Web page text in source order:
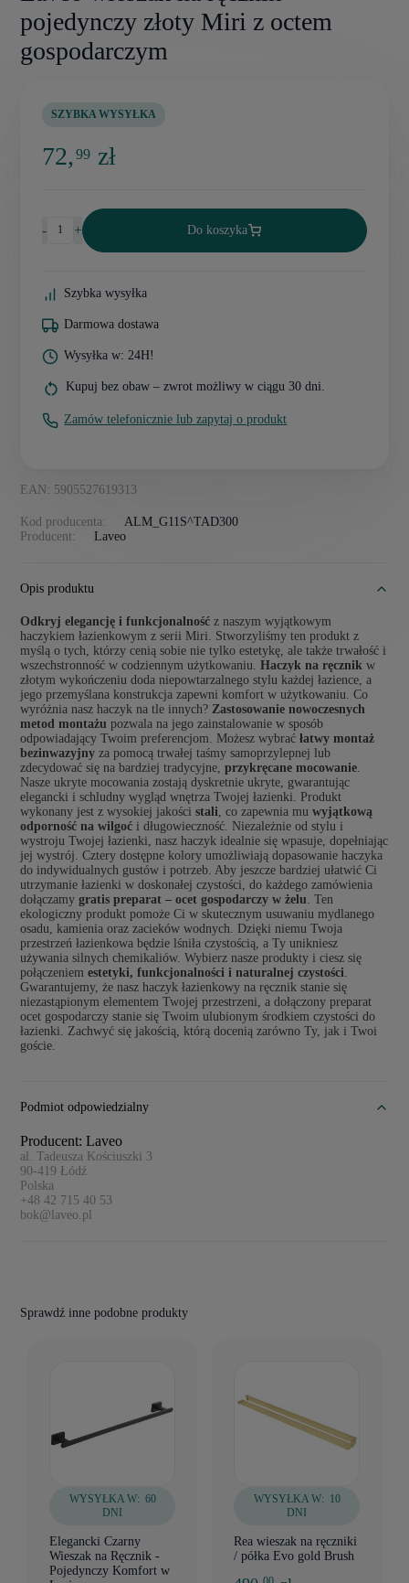
pojedynczy złoty Miri z octem
gospodarczym
EAN: 5905527619313
Kod producenta:
ALM_G11S^TAD300
Producent:
Laveo
SZYBKA WYSYŁKA
72,99 zł
- + Do koszyka
Szybka wysyłka
Darmowa dostawa
Wysyłka w: 24H!
Kupuj bez obaw – zwrot możliwy w ciągu 30 dni.
Zamów telefonicznie lub zapytaj o produkt
Opis produktu
Odkryj elegancję i funkcjonalność z naszym wyjątkowym
haczykiem łazienkowym z serii Miri. Stworzyliśmy ten produkt z
myślą o tych, którzy cenią sobie nie tylko estetykę, ale także trwałość i
wszechstronność w codziennym użytkowaniu.Haczyk na ręcznik w
złotym wykończeniu doda niepowtarzalnego stylu każdej łazience, a
jego przemyślana konstrukcja zapewni komfort w użytkowaniu. Co
wyróżnia nasz haczyk na tle innych? Zastosowanie nowoczesnych
metod montażu pozwala na jego zainstalowanie w sposób
odpowiadający Twoim preferencjom. Możesz wybraćłatwy montaż
bezinwazyjny za pomocą trwałej taśmy samoprzylepnej lub
zdecydować się na bardziej tradycyjne,przykręcane mocowanie
Nasze ukryte mocowania zostają dyskretnie ukryte, gwarantując
elegancki i schludny wygląd wnętrza Twojej łazienki. Produkt
wykonany jest z wysokiej jakościstali , co zapewnia muwyjątkową
odporność na wilgoć i długowieczność. Niezależnie od stylu i
wystroju Twojej łazienki, nasz haczyk idealnie się wpasuje, dopełniając
jej wystrój. Cztery dostępne kolory umożliwiają dopasowanie haczyka
do indywidualnych gustów i potrzeb. Aby jeszcze bardziej ułatwić Ci
utrzymanie łazienki w doskonałej czystości, do każdego zamówienia
dołączamygratis preparat – ocet gospodarczy w żelu . Ten
ekologiczny produkt pomoże Ci w skutecznym usuwaniu mydlanego
osadu, kamienia oraz zacieków wodnych. Dzięki niemu Twoja
przestrzeń łazienkowa będzie lśniła czystością, a Ty unikniesz
używania silnych chemikaliów. Wybierz nasze produkty i ciesz się
połączeniemestetyki, funkcjonalności i naturalnej czystości
Gwarantujemy, że nasz haczyk łazienkowy na ręcznik stanie się
niezastąpionym elementem Twojej przestrzeni, a dołączony preparat
ocet gospodarczy stanie się Twoim ulubionym środkiem czystości do
łazienki. Zachwyć się jakością, którą docenią zarówno Ty, jak i Twoi
goście.
Podmiot odpowiedzialny
Producent: Laveo
al. Tadeusza Kościuszki 3
90-419Łódź
Polska
+48 42 715 40 53
bok@laveo.pl
Sprawdź inne podobne produkty
WYSYŁKA W: 60
DNI
Elegancki Czarny
Wieszak na Ręcznik -
Pojedynczy Komfort w
WYSYŁKA W: 10
DNI
Rea wieszak na ręczniki
/ półka Evo gold Brush